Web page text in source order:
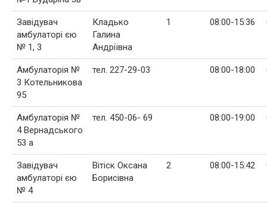
Завідувач
амбулаторі єю
№ 1, 3
Кладько
Галина
Андріївна
1 08:00-15:36
Амбулаторія №
3 Котельникова
95
тел. 227-29-03 08:00-18:00
Амбулаторія №
4 Вернадського
53 а
тел. 450-06- 69 08:00-19:00
Завідувач
амбулаторі єю
№ 4
Вітіск Оксана
Борисівна
2 08:00-15:42